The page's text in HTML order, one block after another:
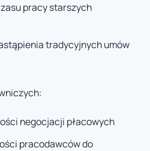
pracy starszych
tradycyjnych umów
negocjacji płacowych
pracodawców do